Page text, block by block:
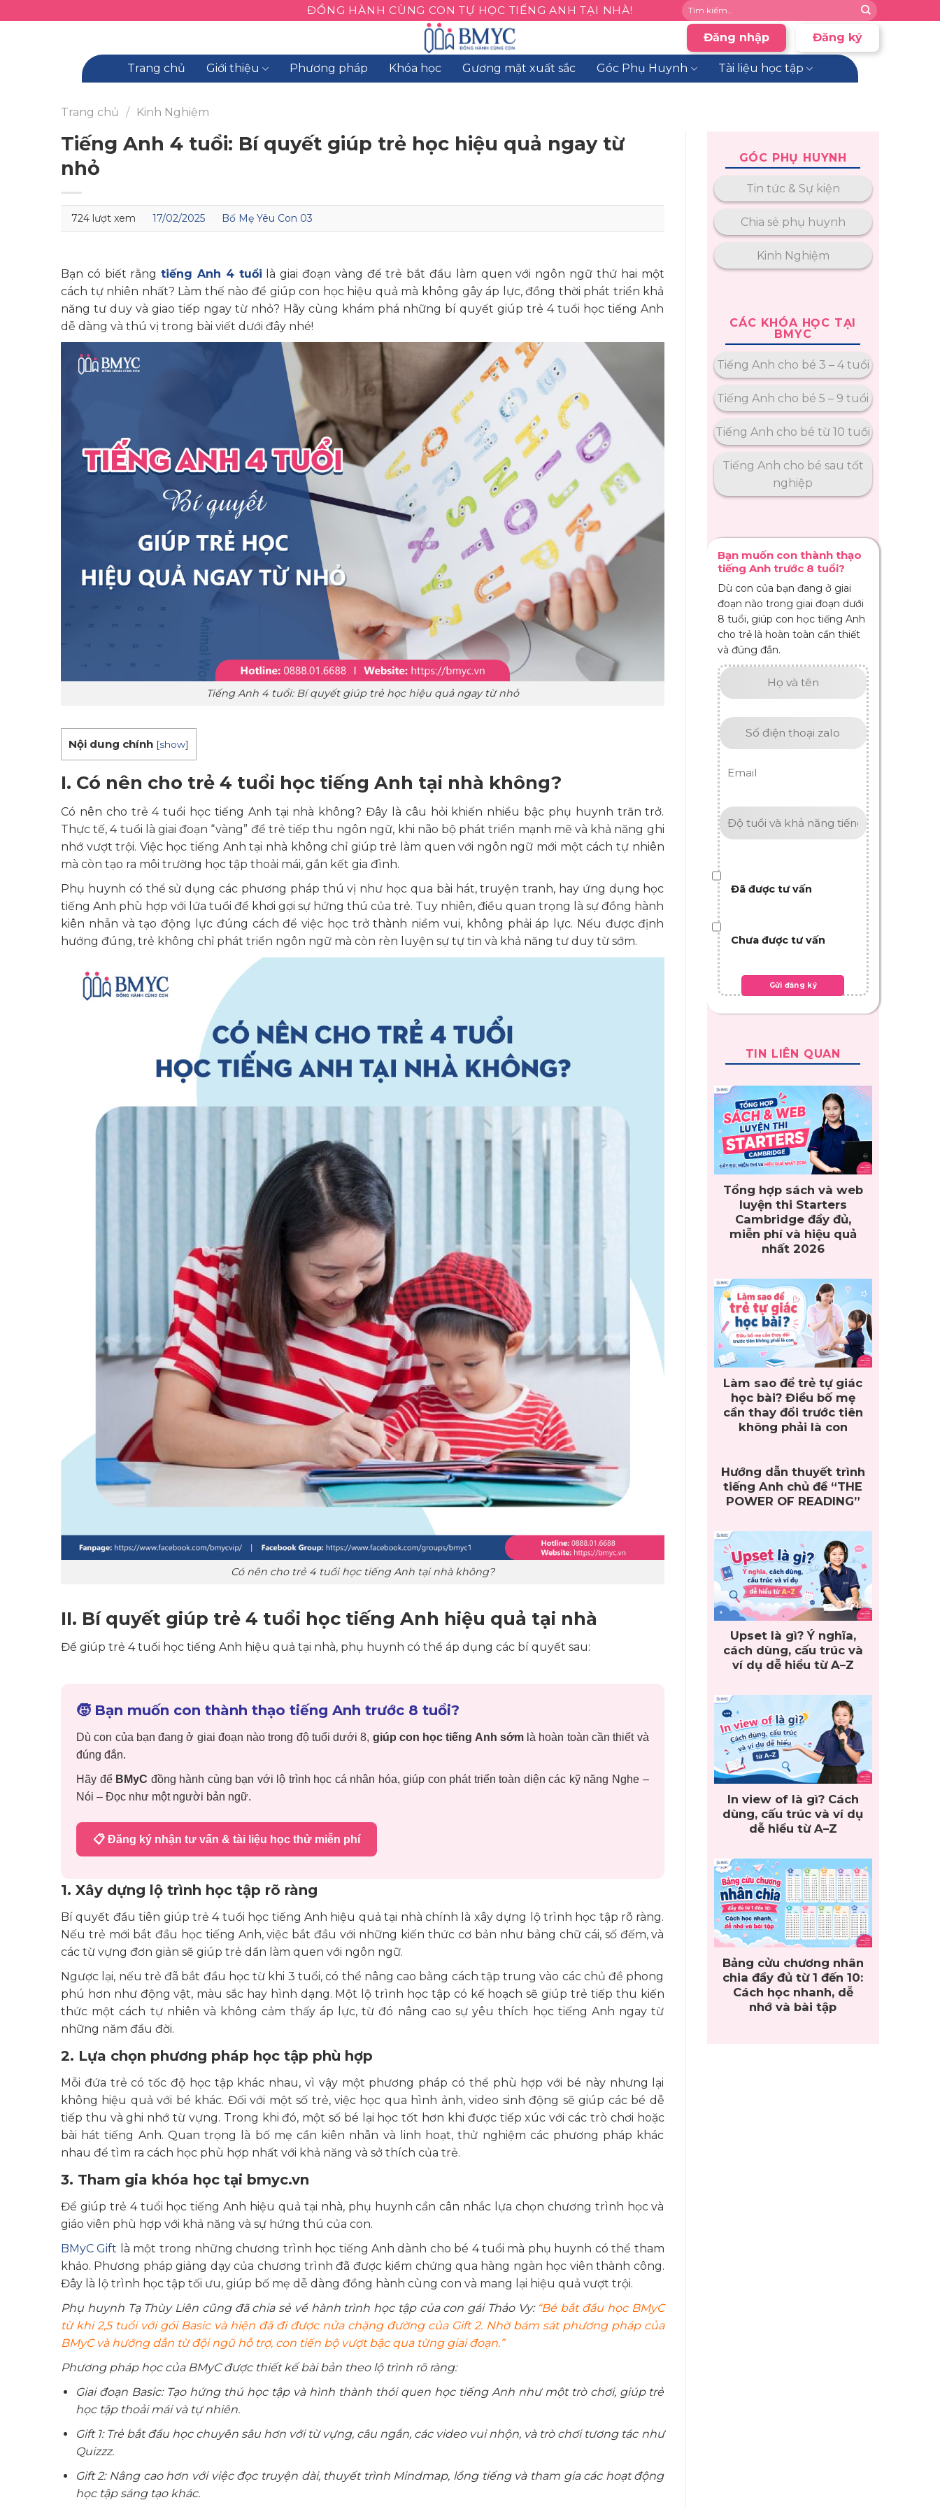
ĐỒNG HÀNH CÙNG CON TỰ HỌC TIẾNG ANH TẠI NHÀ!
Đăng nhập Đăng ký
Trang chủ Giới thiệu Phương pháp Khóa học Gương mặt xuất sắc Góc Phụ Huynh Tài liệu học tập
Trang chủ / Kinh Nghiệm
Tiếng Anh 4 tuổi: Bí quyết giúp trẻ học hiệu quả ngay từ
nhỏ
724 lượt xem 17/02/2025 Bố Mẹ Yêu Con 03
Bạn có biết rằngtiếng Anh 4 tuổi là giai đoạn vàng để trẻ bắt đầu làm quen với ngôn ngữ thứ hai một
cách tự nhiên nhất? Làm thế nào để giúp con học hiệu quả mà không gây áp lực, đồng thời phát triển khả
năng tư duy và giao tiếp ngay từ nhỏ? Hãy cùng khám phá những bí quyết giúp trẻ 4 tuổi học tiếng Anh
dễ dàng và thú vị trong bài viết dưới đây nhé!
Tiếng Anh 4 tuổi: Bí quyết giúp trẻ học hiệu quả ngay từ nhỏ
Nội dung chính [show]
I. Có nên cho trẻ 4 tuổi học tiếng Anh tại nhà không?
Có nên cho trẻ 4 tuổi học tiếng Anh tại nhà không? Đây là câu hỏi khiến nhiều bậc phụ huynh trăn trở.
Thực tế, 4 tuổi là giai đoạn “vàng” để trẻ tiếp thu ngôn ngữ, khi não bộ phát triển mạnh mẽ và khả năng ghi
nhớ vượt trội. Việc học tiếng Anh tại nhà không chỉ giúp trẻ làm quen với ngôn ngữ mới một cách tự nhiên
mà còn tạo ra môi trường học tập thoải mái, gắn kết gia đình.
Phụ huynh có thể sử dụng các phương pháp thú vị như học qua bài hát, truyện tranh, hay ứng dụng học
tiếng Anh phù hợp với lứa tuổi để khơi gợi sự hứng thú của trẻ. Tuy nhiên, điều quan trọng là sự đồng hành
kiên nhẫn và tạo động lực đúng cách để việc học trở thành niềm vui, không phải áp lực. Nếu được định
hướng đúng, trẻ không chỉ phát triển ngôn ngữ mà còn rèn luyện sự tự tin và khả năng tư duy từ sớm.
Có nên cho trẻ 4 tuổi học tiếng Anh tại nhà không?
II. Bí quyết giúp trẻ 4 tuổi học tiếng Anh hiệu quả tại nhà
Để giúp trẻ 4 tuổi học tiếng Anh hiệu quả tại nhà, phụ huynh có thể áp dụng các bí quyết sau:
🧒 Bạn muốn con thành thạo tiếng Anh trước 8 tuổi?
Dù con của bạn đang ở giai đoạn nào trong độ tuổi dưới 8, giúp con học tiếng Anh sớmlà hoàn toàn cần thiết và
đúng đắn.
Hãy để BMyC đồng hành cùng bạn với lộ trình học cá nhân hóa, giúp con phát triển toàn diện các kỹ năng Nghe –
Nói – Đọc như một người bản ngữ.
📋 Đăng ký nhận tư vấn & tài liệu học thử miễn phí
1. Xây dựng lộ trình học tập rõ ràng
Bí quyết đầu tiên giúp trẻ 4 tuổi học tiếng Anh hiệu quả tại nhà chính là xây dựng lộ trình học tập rõ ràng.
Nếu trẻ mới bắt đầu học tiếng Anh, việc bắt đầu với những kiến thức cơ bản như bảng chữ cái, số đếm, và
các từ vựng đơn giản sẽ giúp trẻ dần làm quen với ngôn ngữ.
Ngược lại, nếu trẻ đã bắt đầu học từ khi 3 tuổi, có thể nâng cao bằng cách tập trung vào các chủ đề phong
phú hơn như động vật, màu sắc hay hình dạng. Một lộ trình học tập có kế hoạch sẽ giúp trẻ tiếp thu kiến
thức một cách tự nhiên và không cảm thấy áp lực, từ đó nâng cao sự yêu thích học tiếng Anh ngay từ
những năm đầu đời.
2. Lựa chọn phương pháp học tập phù hợp
Mỗi đứa trẻ có tốc độ học tập khác nhau, vì vậy một phương pháp có thể phù hợp với bé này nhưng lại
không hiệu quả với bé khác. Đối với một số trẻ, việc học qua hình ảnh, video sinh động sẽ giúp các bé dễ
tiếp thu và ghi nhớ từ vựng. Trong khi đó, một số bé lại học tốt hơn khi được tiếp xúc với các trò chơi hoặc
bài hát tiếng Anh. Quan trọng là bố mẹ cần kiên nhẫn và linh hoạt, thử nghiệm các phương pháp khác
nhau để tìm ra cách học phù hợp nhất với khả năng và sở thích của trẻ.
3. Tham gia khóa học tại bmyc.vn
Để giúp trẻ 4 tuổi học tiếng Anh hiệu quả tại nhà, phụ huynh cần cân nhắc lựa chọn chương trình học và
giáo viên phù hợp với khả năng và sự hứng thú của con.
BMyC Gift là một trong những chương trình học tiếng Anh dành cho bé 4 tuổi mà phụ huynh có thể tham
khảo. Phương pháp giảng dạy của chương trình đã được kiểm chứng qua hàng ngàn học viên thành công.
Đây là lộ trình học tập tối ưu, giúp bố mẹ dễ dàng đồng hành cùng con và mang lại hiệu quả vượt trội.
Phụ huynh Tạ Thùy Liên cũng đã chia sẻ về hành trình học tập của con gái Thảo Vy: “Bé bắt đầu học BMyC
từ khi 2,5 tuổi với gói Basic và hiện đã đi được nửa chặng đường của Gift 2. Nhờ bám sát phương pháp của
BMyC và hướng dẫn từ đội ngũ hỗ trợ, con tiến bộ vượt bậc qua từng giai đoạn.”
Phương pháp học của BMyC được thiết kế bài bản theo lộ trình rõ ràng:
Giai đoạn Basic: Tạo hứng thú học tập và hình thành thói quen học tiếng Anh như một trò chơi, giúp trẻ
học tập thoải mái và tự nhiên.
Gift 1: Trẻ bắt đầu học chuyên sâu hơn với từ vựng, câu ngắn, các video vui nhộn, và trò chơi tương tác như
Quizzz.
Gift 2: Nâng cao hơn với việc đọc truyện dài, thuyết trình Mindmap, lồng tiếng và tham gia các hoạt động
học tập sáng tạo khác.
GÓC PHỤ HUYNH
Tin tức & Sự kiện
Chia sẻ phụ huynh
Kinh Nghiệm
CÁC KHÓA HỌC TẠI
BMYC
Tiếng Anh cho bé 3 – 4 tuổi
Tiếng Anh cho bé 5 – 9 tuổi
Tiếng Anh cho bé từ 10 tuổi
Tiếng Anh cho bé sau tốt
nghiệp
Bạn muốn con thành thạo
tiếng Anh trước 8 tuổi?
Dù con của bạn đang ở giai
đoạn nào trong giai đoạn dưới
8 tuổi, giúp con học tiếng Anh
cho trẻ là hoàn toàn cần thiết
và đúng đắn.
Đã được tư vấn
Chưa được tư vấn
TIN LIÊN QUAN
Tổng hợp sách và web
luyện thi Starters
Cambridge đầy đủ,
miễn phí và hiệu quả
nhất 2026
Làm sao để trẻ tự giác
học bài? Điều bố mẹ
cần thay đổi trước tiên
không phải là con
Hướng dẫn thuyết trình
tiếng Anh chủ đề “THE
POWER OF READING”
Upset là gì? Ý nghĩa,
cách dùng, cấu trúc và
ví dụ dễ hiểu từ A–Z
In view of là gì? Cách
dùng, cấu trúc và ví dụ
dễ hiểu từ A–Z
Bảng cửu chương nhân
chia đầy đủ từ 1 đến 10:
Cách học nhanh, dễ
nhớ và bài tập